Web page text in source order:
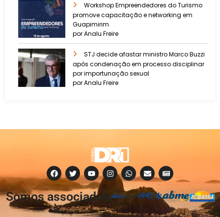
Workshop Empreendedores do Turismo
promove capacitação e networking em
Guapimirim
por Analu Freire
STJ decide afastar ministro Marco Buzzi
após condenação em processo disciplinar
por importunação sexual
por Analu Freire
Somos associados
à: